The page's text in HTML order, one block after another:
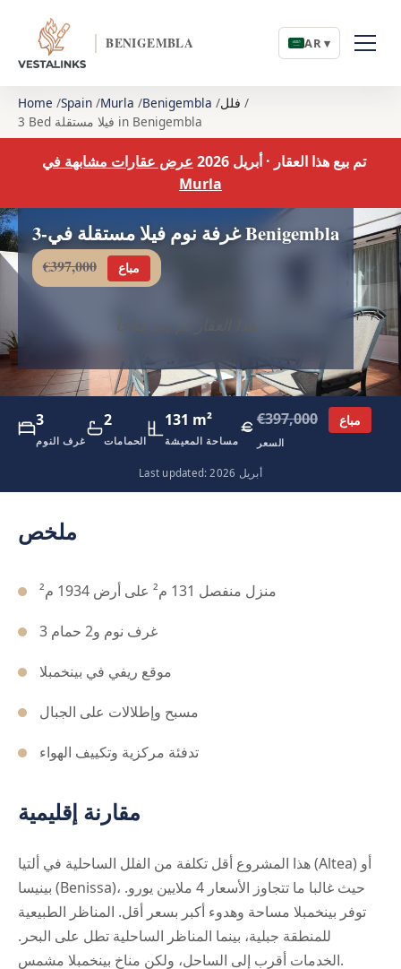
BENIGEMBLA AR ▾
Home Spain Murla Benigembla فلل
3 Bed فيلا مستقلة in Benigembla
تم بيع هذا العقار · أبريل 2026
عرض عقارات مشابهة في
Murla
3-غرفة نوم فيلا مستقلة في Benigembla
€397,000 مباع
هذا العقار لم يعد متاحاً
3
غرف النوم
2
الحمامات
131 m²
مساحة المعيشة
€397,000 مباع
السعر
Last updated: أبريل 2026
ملخص
منزل منفصل 131 م² على أرض 1934 م²
3 غرف نوم و2 حمام
موقع ريفي في بينخمبلا
مسبح وإطلالات على الجبال
تدفئة مركزية وتكييف الهواء
مقارنة إقليمية
هذا المشروع أقل تكلفة من الفلل الساحلية في ألتيا (Altea) أو
بينيسا (Benissa)، حيث غالبا ما تتجاوز الأسعار 4 ملايين يورو.
توفر بينخمبلا مساحة وهدوء أكبر بسعر أقل. المناظر الطبيعية
للمنطقة جبلية، بينما المناظر الساحلية تطل على البحر.
الخدمات أقرب إلى الساحل، ولكن مناخ بينخمبلا مشمس.